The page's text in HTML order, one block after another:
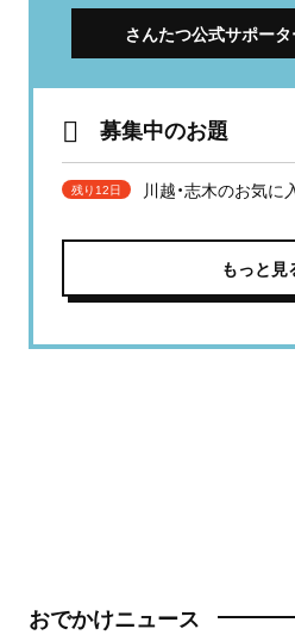
さんたつ公式サポー
募集中のお題
残り12日 川越・志木のお気に
もっと見
おでかけニュース